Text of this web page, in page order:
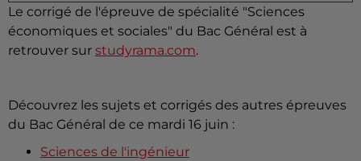
Le corrigé de l'épreuve de spécialité "Sciences
économiques et sociales" du Bac Général est à
retrouver sur studyrama.com.
Découvrez les sujets et corrigés des autres épreuves
du Bac Général de ce mardi 16 juin :
Sciences de l'ingénieur